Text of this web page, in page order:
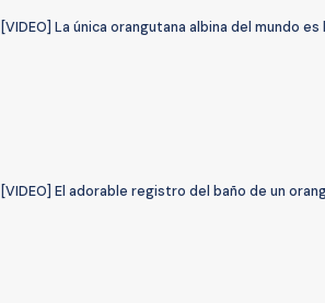
[VIDEO] La única orangutana albina del mundo
[VIDEO] El adorable registro del baño de un